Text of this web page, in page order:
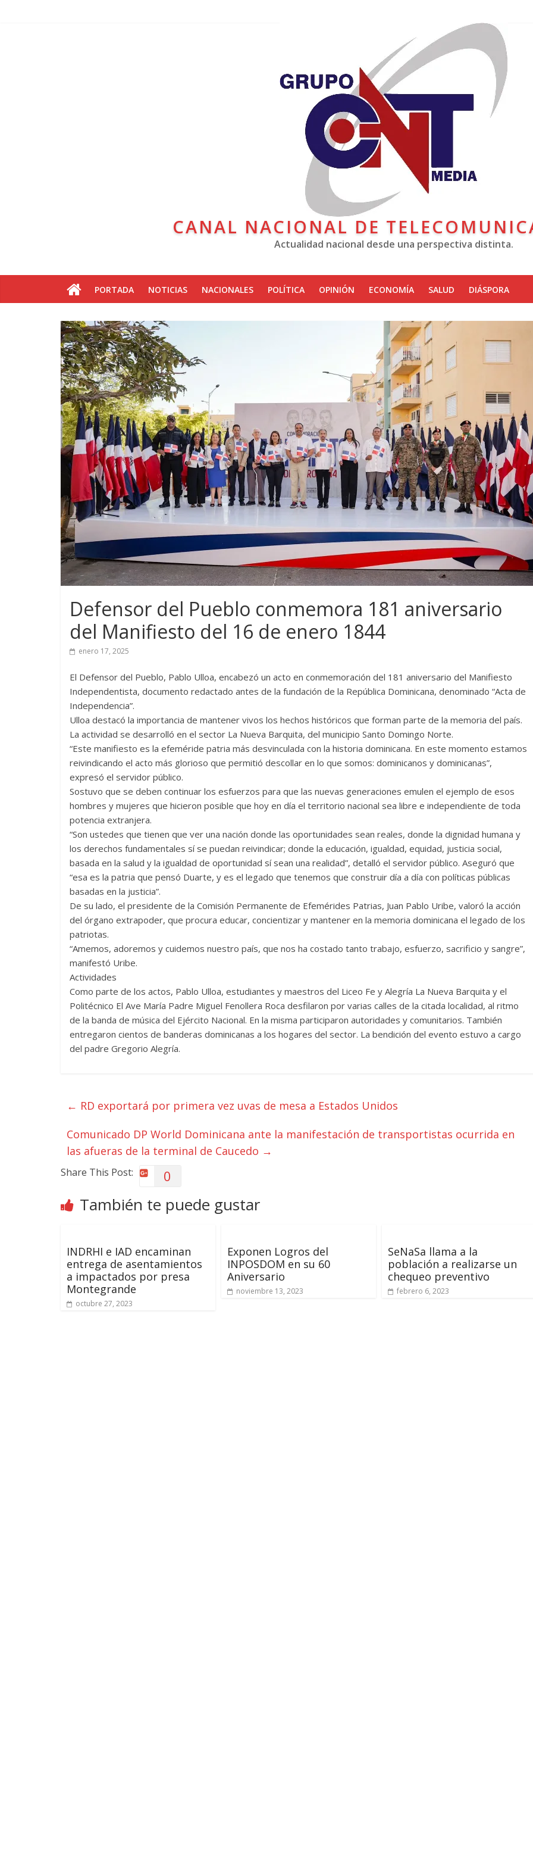
CANAL NACIONAL DE
Actualidad nacional desde una perspectiva distinta.
PORTADA NOTICIAS NACIONALES POLÍTICA OPINIÓN ECONOMÍA SALUD DIÁSPORA
Defensor del Pueblo conmemora 181 aniversario
del Manifiesto del 16 de enero 1844
enero 17, 2025
El Defensor del Pueblo, Pablo Ulloa, encabezó un acto en conmemoración del 181 aniversario del Manifiesto
Independentista, documento redactado antes de la fundación de la República Dominicana, denominado “Acta de
Independencia”.
Ulloa destacó la importancia de mantener vivos los hechos históricos que forman parte de la memoria del país.
La actividad se desarrolló en el sector La Nueva Barquita, del municipio Santo Domingo Norte.
“Este manifiesto es la efeméride patria más desvinculada con la historia dominicana. En este momento estamos
reivindicando el acto más glorioso que permitió descollar en lo que somos: dominicanos y dominicanas”,
expresó el servidor público.
Sostuvo que se deben continuar los esfuerzos para que las nuevas generaciones emulen el ejemplo de esos
hombres y mujeres que hicieron posible que hoy en día el territorio nacional sea libre e independiente de toda
potencia extranjera.
“Son ustedes que tienen que ver una nación donde las oportunidades sean reales, donde la dignidad humana y
los derechos fundamentales sí se puedan reivindicar; donde la educación, igualdad, equidad, justicia social,
basada en la salud y la igualdad de oportunidad sí sean una realidad”, detalló el servidor público. Aseguró que
“esa es la patria que pensó Duarte, y es el legado que tenemos que construir día a día con políticas públicas
basadas en la justicia”.
De su lado, el presidente de la Comisión Permanente de Efemérides Patrias, Juan Pablo Uribe, valoró la acción
del órgano extrapoder, que procura educar, concientizar y mantener en la memoria dominicana el legado de los
patriotas.
“Amemos, adoremos y cuidemos nuestro país, que nos ha costado tanto trabajo, esfuerzo, sacrificio y sangre”,
manifestó Uribe.
Actividades
Como parte de los actos, Pablo Ulloa, estudiantes y maestros del Liceo Fe y Alegría La Nueva Barquita y el
Politécnico El Ave María Padre Miguel Fenollera Roca desfilaron por varias calles de la citada localidad, al ritmo
de la banda de música del Ejército Nacional. En la misma participaron autoridades y comunitarios. También
entregaron cientos de banderas dominicanas a los hogares del sector. La bendición del evento estuvo a cargo
del padre Gregorio Alegría.
← RD exportará por primera vez uvas de mesa a Estados Unidos
Comunicado DP World Dominicana ante la manifestación de transportistas ocurrida en
las afueras de la terminal de Caucedo →
Share This Post: 0
También te puede gustar
INDRHI e IAD encaminan
entrega de asentamientos
a impactados por presa
Montegrande
octubre 27, 2023
Exponen Logros del
INPOSDOM en su 60
Aniversario
noviembre 13, 2023
SeNaSa llama a la
población a realizarse un
chequeo preventivo
febrero 6, 2023